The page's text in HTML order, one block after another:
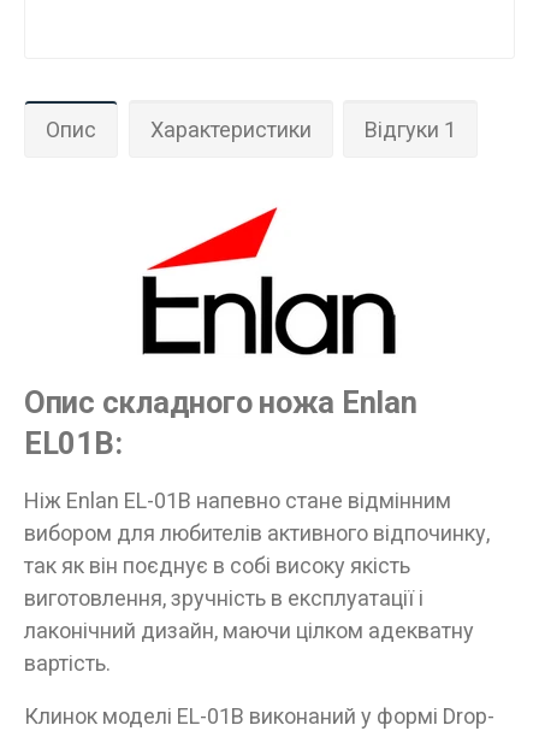
Опис Характеристики Відгуки 1
Опис складного ножа Enlan
EL01B:
Ніж Enlan EL-01B напевно стане відмінним
вибором для любителів активного відпочинку,
так як він поєднує в собі високу якість
виготовлення, зручність в експлуатації і
лаконічний дизайн, маючи цілком адекватну
вартість.
Клинок моделі EL-01B виконаний у формі Drop-